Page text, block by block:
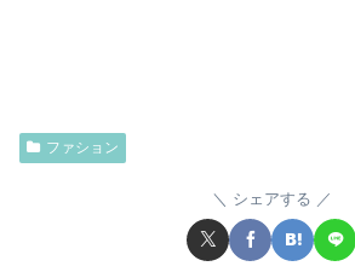
ファション
シェアする